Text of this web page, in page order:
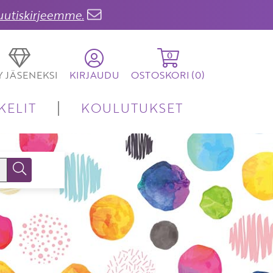
JÄSENEKSI KIRJAUDU
0
OSTOSKORI (0)
KOULUTUKSET